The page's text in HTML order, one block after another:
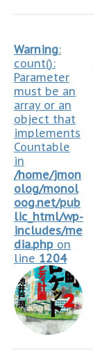
Warning:
count():
Parameter
must be an
array or an
object that
implements
Countable
in
/home/jmon
olog/monol
oog.net/pub
lic_html/wp-
includes/me
dia.php on
line 1204